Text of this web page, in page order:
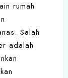
rumah
Salah
adalah